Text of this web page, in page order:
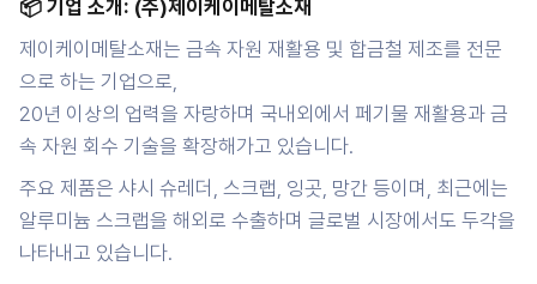
📦 기업 소개: (주)제이케이메탈소재
제이케이메탈소재는 금속 자원 재활용 및 합금철 제조를 전문
으로 하는 기업으로,
20년 이상의 업력을 자랑하며 국내외에서 페기물 재활용과 금
속 자원 회수 기술을 확장해가고 있습니다.
주요 제품은 샤시 슈레더, 스크랩, 잉곳, 망간 등이며, 최근에는
알루미늄 스크랩을 해외로 수출하며 글로벌 시장에서도 두각을
나타내고 있습니다.